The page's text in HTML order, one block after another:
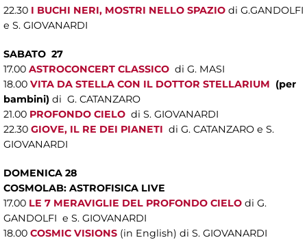
22.30 I BUCHI NERI, MOSTRI NELLO SPAZIO di G.GANDOLFI
e S. GIOVANARDI
SABATO 27
17.00 ASTROCONCERT CLASSICO di G. MASI
18.00 VITA DA STELLA CON IL DOTTOR STELLARIUM (per
bambini) di G. CATANZARO
21.00 PROFONDO CIELO di S. GIOVANARDI
22.30 GIOVE, IL RE DEI PIANETI di G. CATANZARO e S.
GIOVANARDI
DOMENICA 28
COSMOLAB: ASTROFISICA LIVE
17.00 LE 7 MERAVIGLIE DEL PROFONDO CIELO di G.
GANDOLFI e S. GIOVANARDI
18.00 COSMIC VISIONS (in English) di S. GIOVANARDI